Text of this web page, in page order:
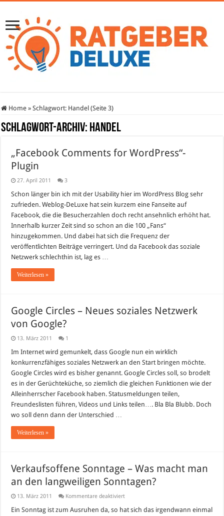
Home » Schlagwort: Handel (Seite 3)
Schlagwort-Archiv: Handel
„Facebook Comments for WordPress“-
Plugin
27. April 2011 3
Schon länger bin ich mit der Usability hier im WordPress Blog sehr
zufrieden. Weblog-DeLuxe hat sein kurzem eine Fanseite auf
Facebook, die die Besucherzahlen doch recht ansehnlich erhöht hat.
Innerhalb kurzer Zeit sind so schon an die 100 „Fans“
hinzugekommen. Und dabei hat sich die Frequenz der
veröffentlichten Beiträge verringert. Und da Facebook das soziale
Netzwerk schlechthin ist, lag es …
Weiterlesen »
Google Circles – Neues soziales Netzwerk
von Google?
13. März 2011 1
Im Internet wird gemunkelt, dass Google nun ein wirklich
konkurrenzfähiges soziales Netzwerk an den Start bringen möchte.
Google Circles wird es bisher genannt. Google Circles soll, so brodelt
es in der Gerüchteküche, so ziemlich die gleichen Funktionen wie der
Alleinherrscher Facebook haben. Statusmeldungen teilen,
Freundeslisten führen, Videos und Links teilen…. Bla Bla Blubb. Doch
wo soll denn dann der Unterschied …
Weiterlesen »
Verkaufsoffene Sonntage – Was macht man
an den langweiligen Sonntagen?
13. März 2011 Kommentare deaktiviertfür
Sonntage
Ein Sonntag ist zum Ausruhen da, so hat sich das irgendwann einmal